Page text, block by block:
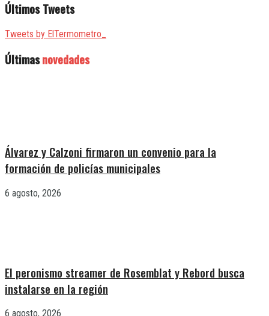
Últimos Tweets
Tweets by ElTermometro_
Últimasnovedades
Álvarez y Calzoni firmaron un convenio para la
formación de policías municipales
6 agosto, 2026
El peronismo streamer de Rosemblat y Rebord busca
instalarse en la región
6 agosto, 2026